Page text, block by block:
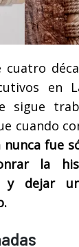
cuatro
en
sigue
cuando
fue
la
y dejar